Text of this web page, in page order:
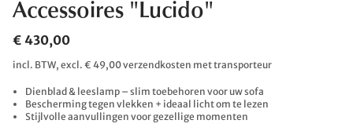
Accessoires "Lucido"
€ 430,00
incl. BTW, excl. € 49,00 verzendkosten met transporteur
Dienblad & leeslamp – slim toebehoren voor uw sofa
Bescherming tegen vlekken + ideaal licht om te lezen
Stijlvolle aanvullingen voor gezellige momenten